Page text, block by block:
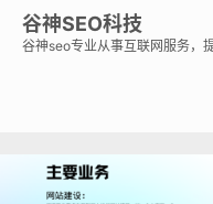
谷神SEO科技
谷神seo专业从事互联网服务，